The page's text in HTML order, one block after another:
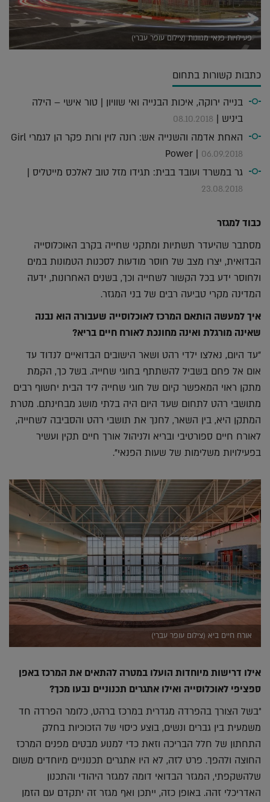
פעילויות פנאי מגוונות (צילום עופר עברי)
כתבות קשורות בתחום
בנייה ירוקה, איכות הבנייה ואי שוויון | טור אישי – הילה
ביניש | 08.10.2018
האחת אדמה והשנייה אש: רונה לוין ורות פקר הן לגמרי Girl
Power | 06.09.2018
גר במשרד ועובד בבית: תגידו מזל טוב לאלכס מייטליס |
23.08.2018
כבוד למגזר
מסתבר שהיעדר תשתיות ומתקני שחייה בקרב האוכלוסייה
הבדואית, יצרו מצב של חוסר מודעות לסכנות הטמונות במים
ולחוסר ידע בכל הקשור לשחייה וכך, בשנים האחרונות, ידעה
המדינה מקרי טביעה רבים של בני המגזר.
איך למעשה הותאם המרכז לאוכלוסייה שעבורה הוא נבנה
שאינה מורגלת ואינה מחונכת לאורח חיים בריא?
"עד היום, נאלצו ילדי רהט ושאר הישובים הבדואיים לנדוד עד
אום אל פחם בשביל להשתתף בחוגי שחייה. בשל כך, הקמת
מתקן ראוי המאפשר קיום של חוגי שחייה ליד הבית יחשוף רבים
מתושבי רהט לתחום שעד היום היה בלתי מושג מבחינתם. מטרת
המתקן היא, בין השאר, לחנך את תושבי רהט והסביבה לשחייה,
לאורח חיים ספורטיבי ובריא ולניהול אורך חיים תקין ועשיר
בפעילויות משלימות של שעות הפנאי".
אורח חיים ביא (צילום עופר עברי)
אילו דרישות מיוחדות הועלו במטרה להתאים את המרכז באפן
ספציפי לאוכלוסייה ואילו אתגרים תכנוניים נבעו מכך?
"בשל הצורך בהפרדה מגדרית במרכז ברהט, כלומר הפרדה חד
משמעית בין גברים ונשים, בוצע כיסוי של הזכוכיות בחלק
התחתון של חלל הבריכה וזאת כדי למנוע מבטים מפנים המרכז
החוצה ולהפך. פרט לזה, לא היו אתגרים תכנוניים מיוחדים משום
שלהשקפתי, המגזר הבדואי דומה למגזר היהודי והתכנון
האדריכלי זהה. באופן כזה, ייתכן ואף מגזר זה יתקדם עם הזמן